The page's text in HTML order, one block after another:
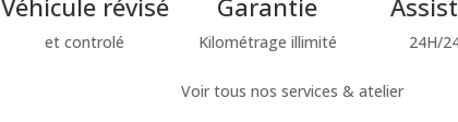
Véhicule révisé
et controlé
Garantie
Kilométrage illimité 24H/
Voir tous nos services & atelier